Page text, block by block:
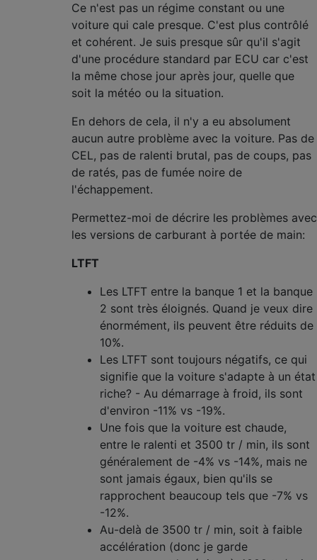
Ce n'est pas un régime constant ou une
voiture qui cale presque. C'est plus contrôlé
et cohérent. Je suis presque sûr qu'il s'agit
d'une procédure standard par ECU car c'est
la même chose jour après jour, quelle que
soit la météo ou la situation.
En dehors de cela, il n'y a eu absolument
aucun autre problème avec la voiture. Pas de
CEL, pas de ralenti brutal, pas de coups, pas
de ratés, pas de fumée noire de
l'échappement.
Permettez-moi de décrire les problèmes avec
les versions de carburant à portée de main:
LTFT
Les LTFT entre la banque 1 et la banque
2 sont très éloignés. Quand je veux dire
énormément, ils peuvent être réduits de
10%.
Les LTFT sont toujours négatifs, ce qui
signifie que la voiture s'adapte à un état
riche? - Au démarrage à froid, ils sont
d'environ -11% vs -19%.
Une fois que la voiture est chaude,
entre le ralenti et 3500 tr / min, ils sont
généralement de -4% vs -14%, mais ne
sont jamais égaux, bien qu'ils se
rapprochent beaucoup tels que -7% vs
-12%.
Au-delà de 3500 tr / min, soit à faible
accélération (donc je garde